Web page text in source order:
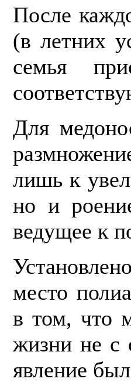
После
(в летних
семья
Для
лишь к
но и
ведущее к
место
в том, что
жизни не с
явле­ние